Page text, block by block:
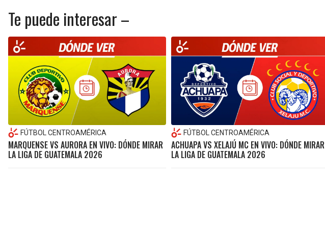
Te puede interesar –
FÚTBOL CENTROAMÉRICA
MARQUENSE VS AURORA EN VIVO: DÓNDE MIRAR
LA LIGA DE GUATEMALA 2026
FÚTBOL CENTROAMÉRICA
ACHUAPA VS XELAJÚ MC EN VIVO: DÓNDE MIRAR
LA LIGA DE GUATEMALA 2026